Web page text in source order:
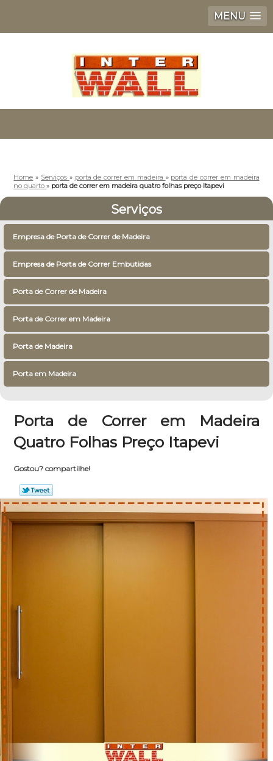
MENU
Home » Serviços » porta de correr em madeira » porta de correr em madeira
no quarto» porta de correr em madeira quatro folhas preço Itapevi
Serviços
Empresa de Porta de Correr de Madeira
Empresa de Porta de Correr Embutidas
Porta de Correr de Madeira
Porta de Correr em Madeira
Porta de Madeira
Porta em Madeira
Porta de Correr em Madeira
Quatro Folhas Preço Itapevi
Gostou? compartilhe!